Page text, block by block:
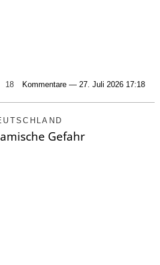
18 Kommentare — 27. Juli 2026 17:18
Gefahr